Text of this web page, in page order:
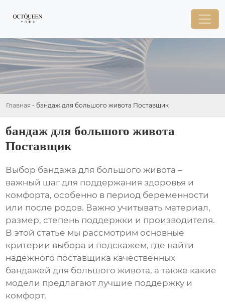
Главная - бандаж для большого живота Поставщик
бандаж для большого живота
Поставщик
Выбор бандажа для большого живота –
важный шаг для поддержания здоровья и
комфорта, особенно в период беременности
или после родов. Важно учитывать материал,
размер, степень поддержки и производителя.
В этой статье мы рассмотрим основные
критерии выбора и подскажем, где найти
надежного поставщика качественных
бандажей для большого живота, а также какие
модели предлагают лучшие поддержку и
комфорт.